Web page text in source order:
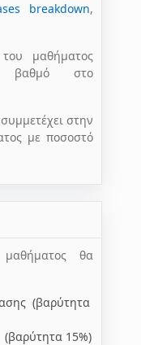
breakdown,
μαθήματος
βαθμό στο
στην
με ποσοστό
θα
(βαρύτητα
15%)